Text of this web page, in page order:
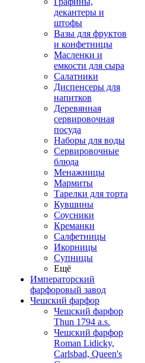
декантеры и
штофы
Вазы для фруктов
и конфетницы
Масленки и
емкости для сыра
Салатники
Диспенсеры для
напитков
Деревянная
сервировочная
посуда
Наборы для воды
Сервировочные
блюда
Менажницы
Мармиты
Тарелки для торта
Кувшины
Соусники
Креманки
Салфетницы
Икорницы
Супницы
Ещё
Императорский
фарфоровый завод
Чешский фарфор
Чешский фарфор
Thun 1794 a.s.
Чешский фарфор
Roman Lidicky,
Carlsbad, Queen's